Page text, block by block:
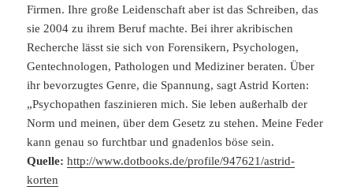
Firmen. Ihre große Leidenschaft aber ist das Schreiben, das
sie 2004 zu ihrem Beruf machte. Bei ihrer akribischen
Recherche lässt sie sich von Forensikern, Psychologen,
Gentechnologen, Pathologen und Mediziner beraten. Über
ihr bevorzugtes Genre, die Spannung, sagt Astrid Korten:
„Psychopathen faszinieren mich. Sie leben außerhalb der
Norm und meinen, über dem Gesetz zu stehen. Meine Feder
kann genau so furchtbar und gnadenlos böse sein.
Quelle: http://www.dotbooks.de/profile/947621/astrid-
korten